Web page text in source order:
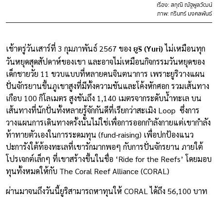
เรื่อง: สกุณี ณัฐพูลวัฒน์
ภาพ: กรินทร์ มงคลพันธ์
เช้าตรู่วันเสาร์ที่ 3 กุมภาพันธ์ 2567 ของ ยูริ (Yuri)ไม่เหมือนทุก
วันหยุดสุดสัปดาห์ของเขา และอาจไม่เหมือนกิจกรรมวันหยุดของ
เด็กชายวัย 11 ขวบแบบที่หลายคนจินตนาการ เพราะยูริวางแผน
ปั่นจักรยานขึ้นภูเขาสูงที่มีทั้งความชันและโค้งหักศอก รวมเส้นทาง
เกือบ 100 กิโลเมตร สูงชันถึง 1,140 เมตรจากระดับน้ำทะเล บน
เส้นทางที่นักปั่นทั้งหลายรู้จักกันดีที่เรียกว่าสะเมิง Loop ซึ่งการ
วางแผนการเดินทางครั้งนั้นไม่ใช่เพื่อการออกกำลังกายแต่เขากำลัง
ท้าทายตัวเองในการระดมทุน (fund-raising) เพื่อปกป้องแนว
ปะการังใต้ท้องทะเลที่เขารักมากพอๆ กับการปั่นจักรยาน ภายใต้
โปรเจกต์เล็กๆ ที่เขาสร้างขึ้นในชื่อ ‘Ride for the Reefs’ โดยมอบ
ทุนทั้งหมดให้กับ The Coral Reef Alliance (CORAL)
ผ่านมาจนถึงวันนี้ยูริสามารถหาทุนให้ CORAL ได้ถึง 56,100 บาท